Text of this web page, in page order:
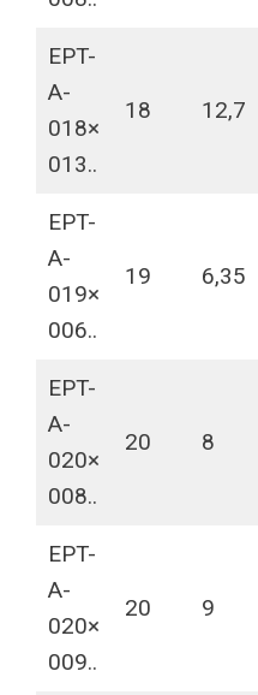
EPT-
A-
018×
013..
18 12,7
EPT-
A-
019×
006..
19 6,35
EPT-
A-
020×
008..
20 8
EPT-
A-
020×
009..
20 9